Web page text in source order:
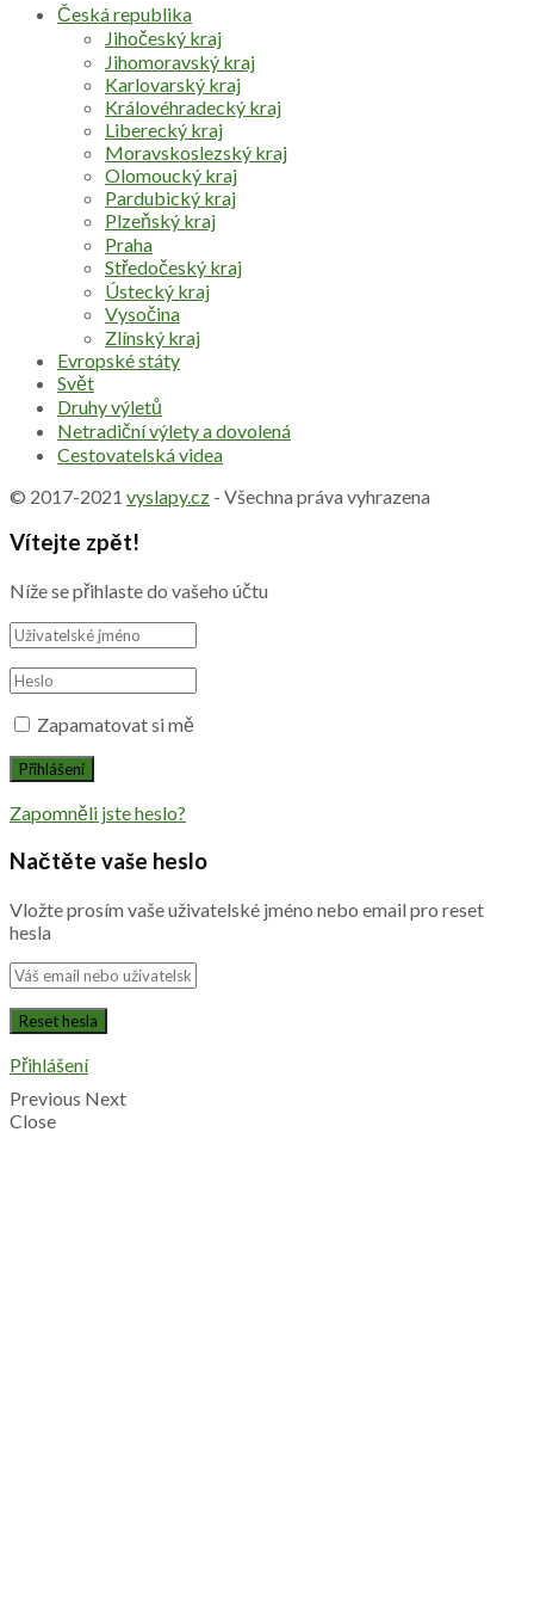
Česká republika
Jihočeský kraj
Jihomoravský kraj
Karlovarský kraj
Královéhradecký kraj
Liberecký kraj
Moravskoslezský kraj
Olomoucký kraj
Pardubický kraj
Plzeňský kraj
Praha
Středočeský kraj
Ústecký kraj
Vysočina
Zlínský kraj
Evropské státy
Svět
Druhy výletů
Netradiční výlety a dovolená
Cestovatelská videa
© 2017-2021 vyslapy.cz - Všechna práva vyhrazena
Vítejte zpět!
Níže se přihlaste do vašeho účtu
Zapamatovat si mě
Zapomněli jste heslo?
Načtěte vaše heslo
Vložte prosím vaše uživatelské jméno nebo email pro reset
hesla
Přihlášení
Previous Next
Close